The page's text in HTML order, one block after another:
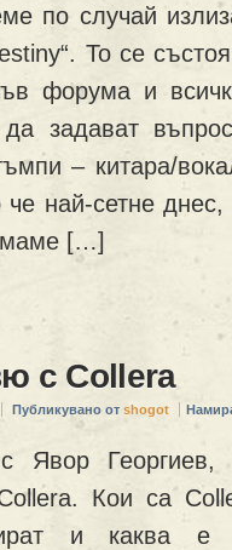
по случай
То се
форума и
задават
– китара/
че най-сетне
[…]
с Collera
Публикувано от shogot
Явор Георгиев,
Кои са
и каква е